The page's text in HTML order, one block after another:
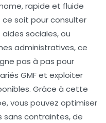
rapide et fluide
ce soit pour consulter
sociales, ou
administratives, ce
pas à pas pour
GMF et exploiter
Grâce à cette
vous pouvez optimiser
contraintes, de